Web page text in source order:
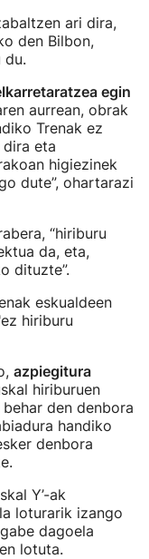
ari dira,
den Bilbon,
du.
egin
aurrean, obrak
Trenak ez
eta
higiezinek
dute”, ohartarazi
“hiriburu
da, eta,
dituzte”.
eskualdeen
hiriburu
azpiegitura
hiriburuen
den denbora
handiko
denbora
Y’-ak
loturarik izango
dagoela
lotuta.